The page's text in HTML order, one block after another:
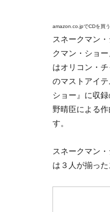
amazon.co.jpでCDを買
スネークマン
クマン・ショ
はオリコン・
のマストアイ
ショー』に収
野晴臣による
す。
スネークマン
は３人が揃っ